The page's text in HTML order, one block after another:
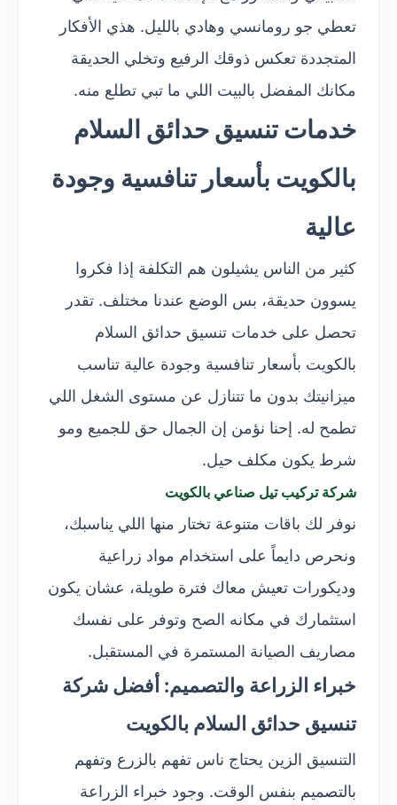
تعطي جو رومانسي وهادي بالليل. هذي الأفكار
المتجددة تعكس ذوقك الرفيع وتخلي الحديقة
مكانك المفضل بالبيت اللي ما تبي تطلع منه.
خدمات تنسيق حدائق السلام
بالكويت بأسعار تنافسية وجودة
عالية
كثير من الناس يشيلون هم التكلفة إذا فكروا
يسوون حديقة، بس الوضع عندنا مختلف. تقدر
تحصل على خدمات تنسيق حدائق السلام
بالكويت بأسعار تنافسية وجودة عالية تناسب
ميزانيتك بدون ما تتنازل عن مستوى الشغل اللي
تطمح له. إحنا نؤمن إن الجمال حق للجميع ومو
شرط يكون مكلف حيل.
شركة تركيب تيل صناعي بالكويت
نوفر لك باقات متنوعة تختار منها اللي يناسبك،
ونحرص دايماً على استخدام مواد زراعية
وديكورات تعيش معاك فترة طويلة، عشان يكون
استثمارك في مكانه الصح وتوفر على نفسك
مصاريف الصيانة المستمرة في المستقبل.
خبراء الزراعة والتصميم: أفضل شركة
تنسيق حدائق السلام بالكويت
التنسيق الزين يحتاج ناس تفهم بالزرع وتفهم
بالتصميم بنفس الوقت. وجود خبراء الزراعة